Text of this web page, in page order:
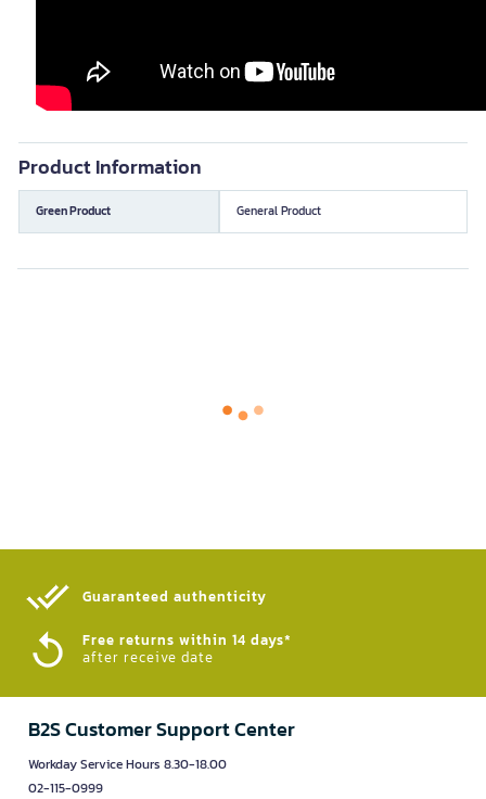
Product Information
Green Product General Product
Guaranteed authenticity​
Free returns within 14 days*
after receive date
B2S Customer Support Center
Workday Service Hours 8.30-18.00
02-115-0999